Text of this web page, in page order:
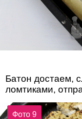
Батон достаем,
ломтиками,
Фото 9